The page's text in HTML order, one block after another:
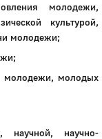
молодежи,
культурой,
молодежи;
молодежи, молодых
научной, научно-